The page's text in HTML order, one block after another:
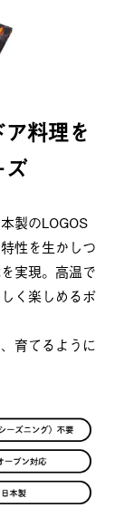
料理を
ズ
製のLOGOS
性を生かしつ
実現。高温で
く楽しめるポ
育てるように